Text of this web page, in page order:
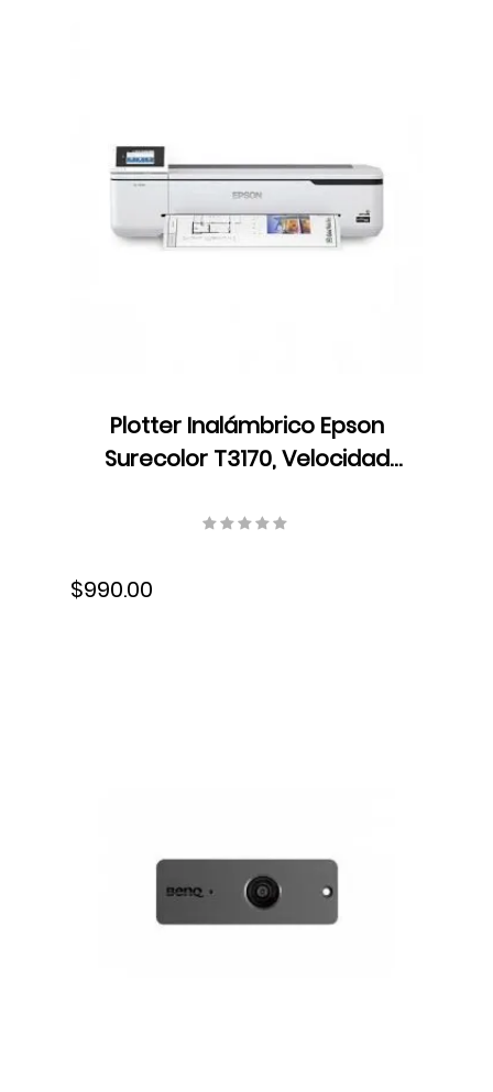
Plotter Inalámbrico Epson
Surecolor T3170, Velocidad
Resolución 2400 x 1200 dpi,
$990.00